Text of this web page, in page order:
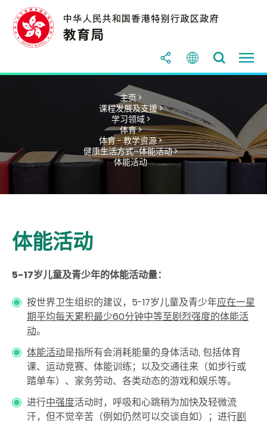
主页 >
课程发展及支援 >
学习领域 >
体育 >
体育 - 教学资源 >
健康生活方式–体能活动 >
体能活动
体能活动
5-17岁儿童及青少年的体能活动量：
按世界卫生组织的建议，5-17岁儿童及青少年应在一星
期平均每天累积最少60分钟中等至剧烈强度的体能活
动。
体能活动是指所有会消耗能量的身体活动, 包括体育
课、运动竞赛、体能训练；以及交通往来（如步行或
踏单车）、家务劳动、各类动态的游戏和娱乐等。
进行中强度活动时，呼吸和心跳稍为加快及轻微流
汗，但不觉辛苦（例如仍然可以交谈自如）；进行剧